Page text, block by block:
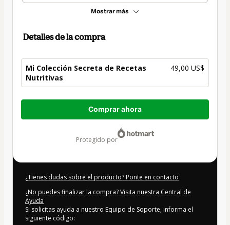
Mostrar más
Detalles de la compra
Mi Colección Secreta de Recetas
Nutritivas
49,00 US$
Total
49,00 US$
Comprar ahora
protegido por
¿Tienes dudas sobre el producto? Ponte en contacto
¿No puedes finalizar la compra? Visita nuestra Central de
Ayuda
Si solicitas ayuda a nuestro Equipo de Soporte, informa el
siguiente código: